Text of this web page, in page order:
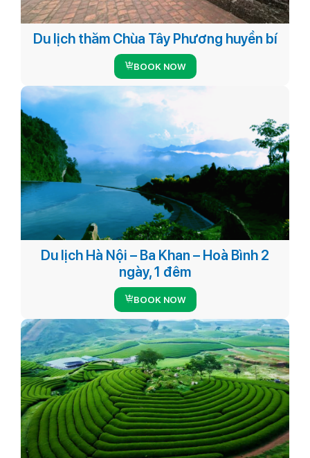
Du lịch thăm Chùa Tây Phương huyền bí
BOOK NOW
Du lịch Hà Nội – Ba Khan – Hoà Bình 2
ngày, 1 đêm
BOOK NOW